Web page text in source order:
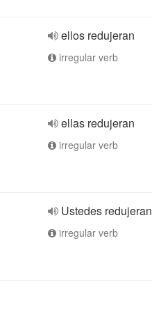
ellos redujeran
irregular verb
ellas redujeran
irregular verb
Ustedes redujeran
irregular verb